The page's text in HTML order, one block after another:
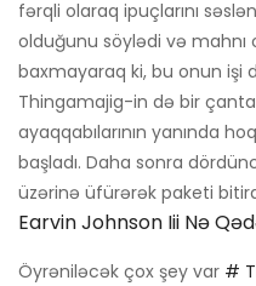
fərqli olaraq ipuçlarını
olduğunu söylədi və mahnı
baxmayaraq ki, bu onun işi
Thingamajig-in də bir
ayaqqabılarının yanında
başladı. Daha sonra
üzərinə üfürərək paketi
Earvin Johnson Iii Nə
Öyrəniləcək çox şey var #